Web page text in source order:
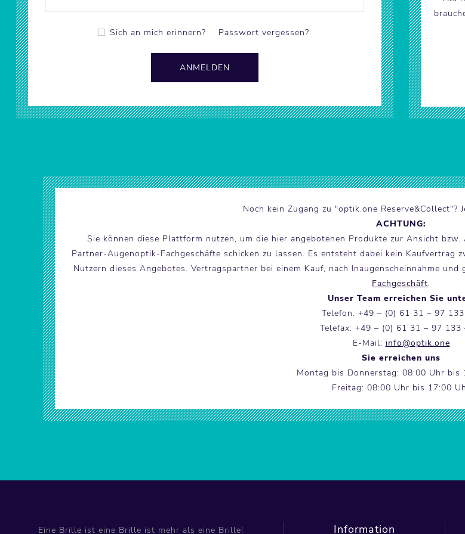
Sich an mich erinnern? Passwort vergessen?
Noch kein Zugang zu "optik.one Reserve&Collect"?
ACHTUNG:
Sie können diese Plattform nutzen, um die hier angebotenen Produkte zur Ansicht
Partner-Augenoptik-Fachgeschäfte schicken zu lassen. Es entsteht dabei kein Kaufvertrag
Nutzern dieses Angebotes. Vertragspartner bei einem Kauf, nach Inaugenscheinnahme
Fachgeschäft.
Unser Team erreichen Sie
Telefon: +49 – (0) 61 31 – 97
Telefax: +49 – (0) 61 31 – 97 133
E-Mail: info@optik.one
Sie erreichen uns
Montag bis Donnerstag: 08:00 Uhr bis
Freitag: 08:00 Uhr bis 17:00
Eine Brille ist eine Brille ist mehr als eine Brille! Information